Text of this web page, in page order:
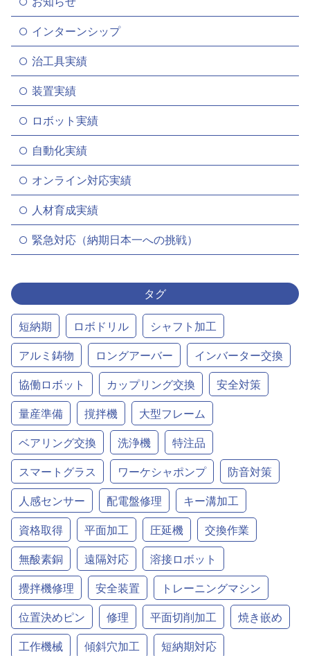
インターンシップ
治工具実績
装置実績
ロボット実績
自動化実績
オンライン対応実績
人材育成実績
緊急対応（納期日本一への挑戦）
タグ
短納期 ロボドリル
シャフト加工
アルミ鋳物
ロングアーバー
インバーター交換
協働ロボット
カップリング交換
安全対策
量産準備
撹拌機
大型フレーム
ベアリング交換
洗浄機
特注品
スマートグラス
ワーケシャポンプ
防音対策
人感センサー
配電盤修理
キー溝加工
資格取得
平面加工 圧延機
交換作業
無酸素銅
遠隔対応
溶接ロボット
攪拌機修理
安全装置
トレーニングマシン
位置決めピン
修理 平面切削加工
焼き嵌め
工作機械
傾斜穴加工 短納期対応